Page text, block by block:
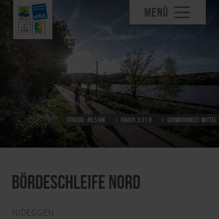
MENÜ
Strecke:49,5 km Dauer:3:21 h Schwierigkeit: mittel
Bördeschleife Nord
NIDEGGEN